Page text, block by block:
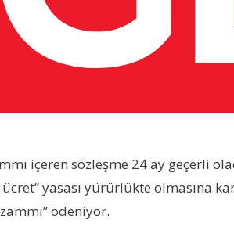
içeren sözleşme 24 ay geçerli
yasası yürürlükte olmasına
ödeniyor.